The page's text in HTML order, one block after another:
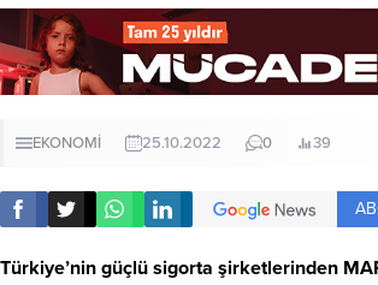
EKONOMİ 25.10.2022 0 39
Türkiye’nin güçlü sigorta şirketlerinden